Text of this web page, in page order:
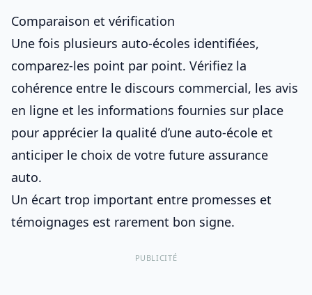
Comparaison et vérification
Une fois plusieurs auto-écoles identifiées,
comparez-les point par point. Vérifiez la
cohérence entre le discours commercial, les avis
en ligne et les informations fournies sur place
pour apprécier la qualité d’une auto-école et
anticiper le choix de votre future assurance
auto.
Un écart trop important entre promesses et
témoignages est rarement bon signe.
PUBLICITÉ